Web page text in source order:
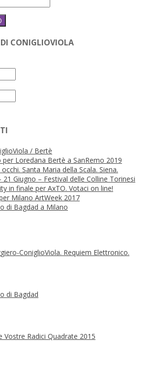
DI CONIGLIOVIOLA
/ Bertè
per Loredana Bertè a SanRemo 2019
Santa Maria della Scala. Siena.
21 Giugno – Festival delle Colline Torinesi
in finale per AxTO. Votaci on line!
Milano ArtWeek 2017
di Bagdad a Milano
ConiglioViola. Requiem Elettronico.
di Bagdad
Vostre Radici Quadrate 2015